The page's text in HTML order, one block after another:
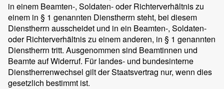
in einem Beamten-, Soldaten- oder Richterverhältnis zu
einem in § 1 genannten Dienstherrn steht, bei diesem
Dienstherrn ausscheidet und in ein Beamten-, Soldaten-
oder Richterverhältnis zu einem anderen, in § 1 genannten
Dienstherrn tritt. Ausgenommen sind Beamtinnen und
Beamte auf Widerruf. Für landes- und bundesinterne
Dienstherrenwechsel gilt der Staatsvertrag nur, wenn dies
gesetzlich bestimmt ist.